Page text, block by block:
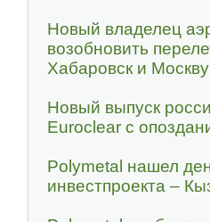
Новый владелец
возобновить
Хабаровск и Москву
Новый выпуск
Euroclear с
Polymetal нашел
инвестпроекта –